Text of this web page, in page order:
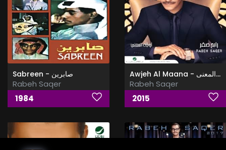
Sabreen - صابرين
Rabeh Saqer
1984
Awjeh Al Maana - اوجه المعنى
Rabeh Saqer
2015